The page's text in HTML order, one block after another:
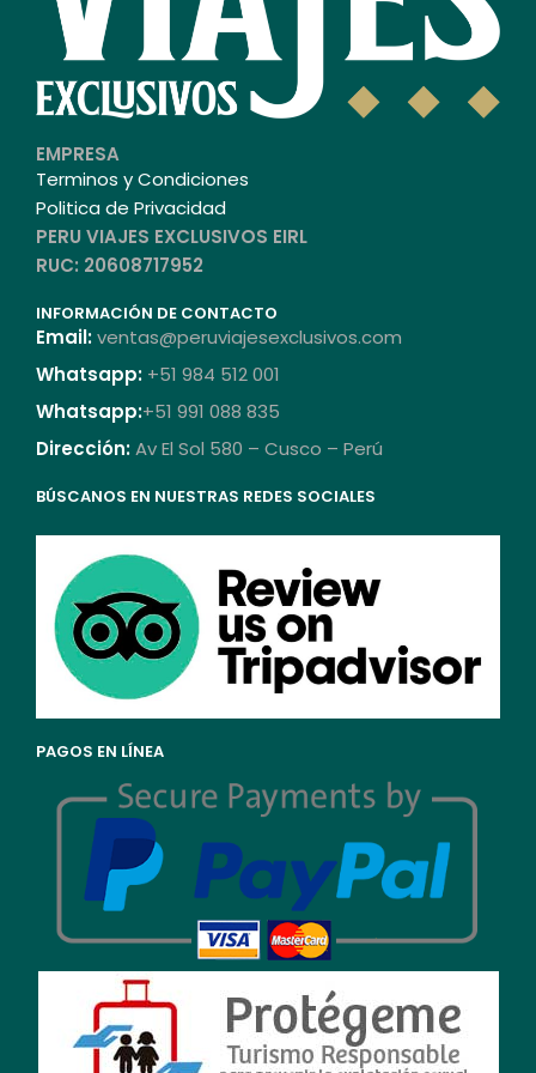
EMPRESA
Terminos y Condiciones
Politica de Privacidad
PERU VIAJES EXCLUSIVOS EIRL
RUC: 20608717952
INFORMACIÓN DE CONTACTO
Email:ventas@peruviajesexclusivos.com
Whatsapp: +51 984 512 001
Whatsapp:+51 991 088 835
Dirección:Av El Sol 580 – Cusco – Perú
BÚSCANOS EN NUESTRAS REDES SOCIALES
PAGOS EN LÍNEA